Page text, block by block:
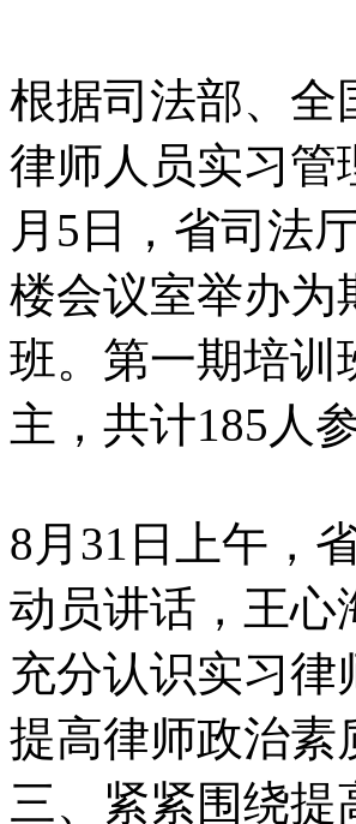
根据司法部、全
律师人员实习管
月5日，省司法
楼会议室举办为
班。第一期培训
主，共计185人
8月31日上午，
动员讲话，王心
充分认识实习律
提高律师政治素
三、紧紧围绕